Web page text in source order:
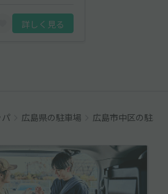
詳しく見る
広島県の駐車場 広島市中区の駐車